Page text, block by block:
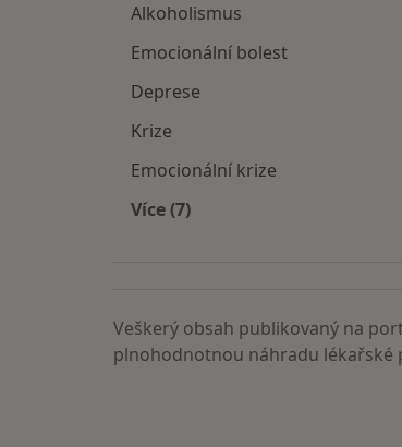
Alkoholismus
Emocionální bolest
Deprese
Krize
Emocionální krize
Více (7)
Veškerý obsah publikovaný na
plnohodnotnou náhradu lékařské